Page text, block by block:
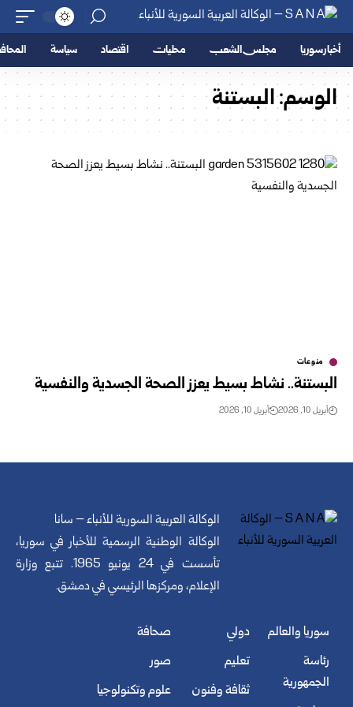
أخبار سوريا مجلس الشعب محليات اقتصاد سياسة
الوسم:البستنة
منوعات
البستنة.. نشاط بسيط يعزز الصحة الجسدية والنفسية
أبريل 10, 2026 أبريل 10, 2026
الوكالة العربية السورية للأنباء – سانا
الوكالة الوطنية الرسمية للأخبار في سوريا،
تأسست في 24 يونيو 1965. تتبع وزارة
الإعلام، ومركزها الرئيسي في دمشق.
سوريا والعالم
رئاسة
الجمهورية
دولي
تعليم
ثقافة وفنون
صحافة
صور
علوم وتكنولوجيا